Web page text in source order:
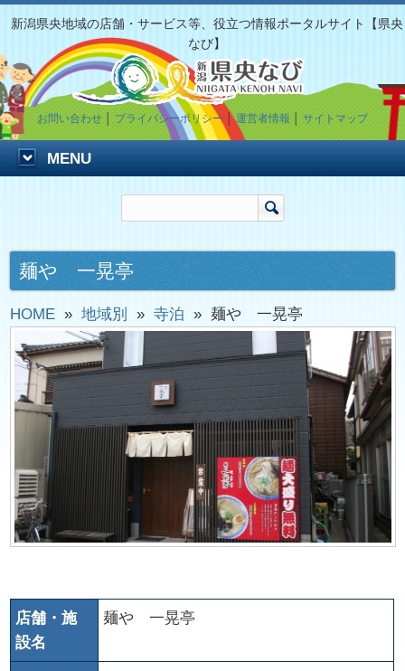
新潟県央地域の店舗・サービス等、役立つ情報ポータルサイト【県央
なび】
お問い合わせ プライバシーポリシー │運営者情報 サイトマップ
MENU
麺や 一晃亭
HOME »地域別 »寺泊 »麺や 一晃亭
店舗・施
設名
麺や 一晃亭